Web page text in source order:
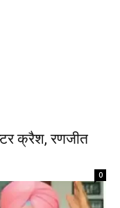
क्रैश, रणजीत
0